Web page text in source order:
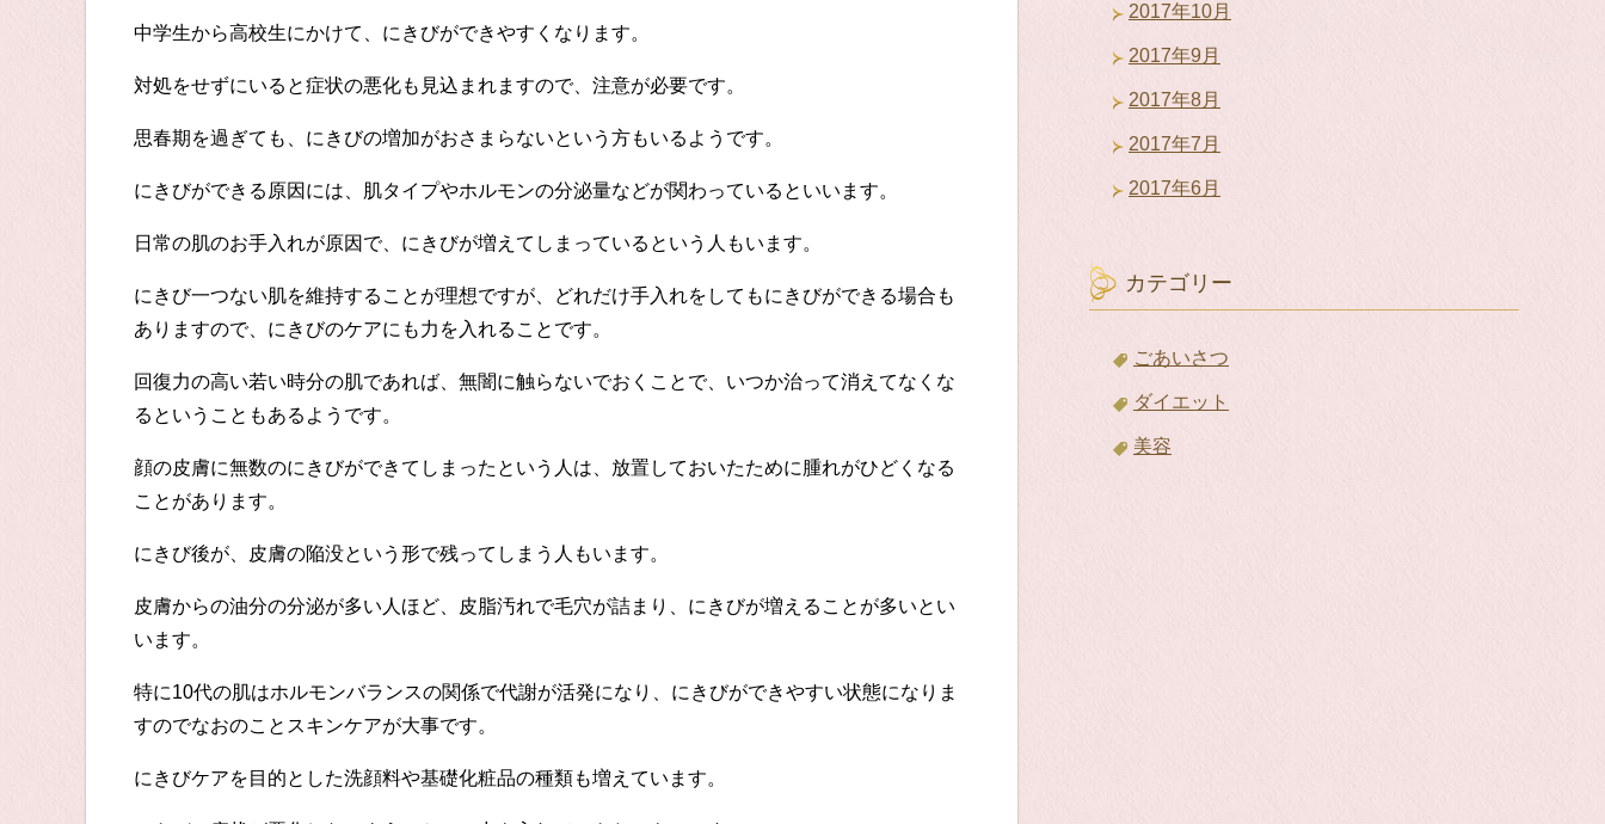
中学生から高校生にかけて、にきびができやすくなります。
対処をせずにいると症状の悪化も見込まれますので、注意が必要です。
思春期を過ぎても、にきびの増加がおさまらないという方もいるようです。
にきびができる原因には、肌タイプやホルモンの分泌量などが関わっているといいます。
日常の肌のお手入れが原因で、にきびが増えてしまっているという人もいます。
にきび一つない肌を維持することが理想ですが、どれだけ手入れをしてもにきびができる場合も
ありますので、にきびのケアにも力を入れることです。
回復力の高い若い時分の肌であれば、無闇に触らないでおくことで、いつか治って消えてなくな
るということもあるようです。
顔の皮膚に無数のにきびができてしまったという人は、放置しておいたために腫れがひどくなる
ことがあります。
にきび後が、皮膚の陥没という形で残ってしまう人もいます。
皮膚からの油分の分泌が多い人ほど、皮脂汚れで毛穴が詰まり、にきびが増えることが多いとい
います。
特に10代の肌はホルモンバランスの関係で代謝が活発になり、にきびができやすい状態になりま
すのでなおのことスキンケアが大事です。
にきびケアを目的とした洗顔料や基礎化粧品の種類も増えています。
2017年10月
2017年9月
2017年8月
2017年7月
2017年6月
カテゴリー
ごあいさつ
ダイエット
美容